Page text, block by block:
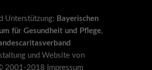
Unterstützung: Bayerischen
für Gesundheit und Pflege,
und Website von
2001-2018 Impressum